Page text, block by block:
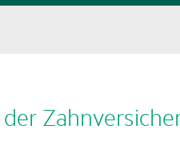
der